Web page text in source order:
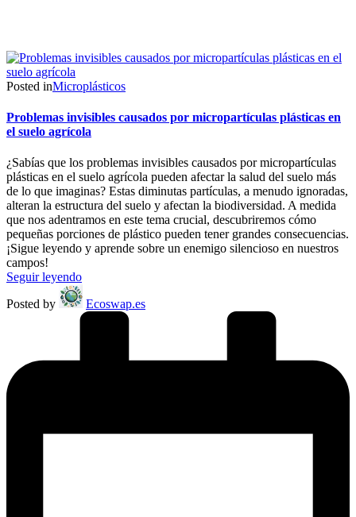
Posted inMicroplásticos
Problemas invisibles causados por micropartículas plásticas en
el suelo agrícola
¿Sabías que los problemas invisibles causados por micropartículas
plásticas en el suelo agrícola pueden afectar la salud del suelo más
de lo que imaginas? Estas diminutas partículas, a menudo ignoradas,
alteran la estructura del suelo y afectan la biodiversidad. A medida
que nos adentramos en este tema crucial, descubriremos cómo
pequeñas porciones de plástico pueden tener grandes consecuencias.
¡Sigue leyendo y aprende sobre un enemigo silencioso en nuestros
campos!
Seguir leyendo
Posted by
Ecoswap.es